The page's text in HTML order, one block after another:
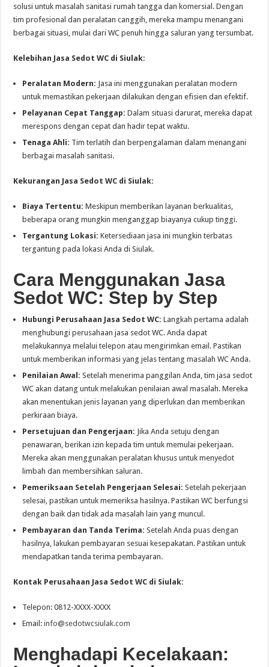
solusi untuk masalah sanitasi rumah tangga dan komersial. Dengan
tim profesional dan peralatan canggih, mereka mampu menangani
berbagai situasi, mulai dari WC penuh hingga saluran yang tersumbat.
Kelebihan Jasa Sedot WC di Siulak:
Peralatan Modern: Jasa ini menggunakan peralatan modern
untuk memastikan pekerjaan dilakukan dengan efisien dan efektif.
Pelayanan Cepat Tanggap: Dalam situasi darurat, mereka dapat
merespons dengan cepat dan hadir tepat waktu.
Tenaga Ahli: Tim terlatih dan berpengalaman dalam menangani
berbagai masalah sanitasi.
Kekurangan Jasa Sedot WC di Siulak:
Biaya Tertentu: Meskipun memberikan layanan berkualitas,
beberapa orang mungkin menganggap biayanya cukup tinggi.
Tergantung Lokasi: Ketersediaan jasa ini mungkin terbatas
tergantung pada lokasi Anda di Siulak.
Cara Menggunakan Jasa
Sedot WC: Step by Step
Hubungi Perusahaan Jasa Sedot WC: Langkah pertama adalah
menghubungi perusahaan jasa sedot WC. Anda dapat
melakukannya melalui telepon atau mengirimkan email. Pastikan
untuk memberikan informasi yang jelas tentang masalah WC Anda.
Penilaian Awal: Setelah menerima panggilan Anda, tim jasa sedot
WC akan datang untuk melakukan penilaian awal masalah. Mereka
akan menentukan jenis layanan yang diperlukan dan memberikan
perkiraan biaya.
Persetujuan dan Pengerjaan: Jika Anda setuju dengan
penawaran, berikan izin kepada tim untuk memulai pekerjaan.
Mereka akan menggunakan peralatan khusus untuk menyedot
limbah dan membersihkan saluran.
Pemeriksaan Setelah Pengerjaan Selesai: Setelah pekerjaan
selesai, pastikan untuk memeriksa hasilnya. Pastikan WC berfungsi
dengan baik dan tidak ada masalah lain yang muncul.
Pembayaran dan Tanda Terima: Setelah Anda puas dengan
hasilnya, lakukan pembayaran sesuai kesepakatan. Pastikan untuk
mendapatkan tanda terima pembayaran.
Kontak Perusahaan Jasa Sedot WC di Siulak:
Telepon: 0812-XXXX-XXXX
Email:info@sedotwcsiulak.com
Menghadapi Kecelakaan: